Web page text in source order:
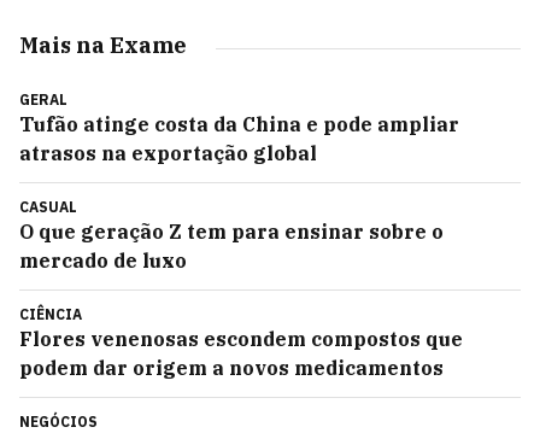
Mais na Exame
GERAL
Tufão atinge costa da China e pode ampliar
atrasos na exportação global
CASUAL
O que geração Z tem para ensinar sobre o
mercado de luxo
CIÊNCIA
Flores venenosas escondem compostos que
podem dar origem a novos medicamentos
NEGÓCIOS